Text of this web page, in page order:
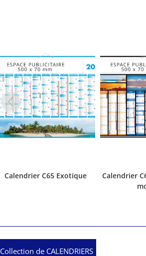
Calendrier C65 Exotique
Calendrier
Collection de CALENDRIERS